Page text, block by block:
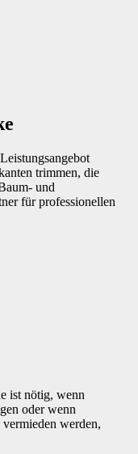
trimmen, die
und
für professionellen
ist nötig, wenn
oder wenn
werden,